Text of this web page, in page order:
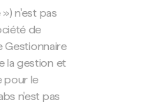
n'est pas
de
Gestionnaire
la gestion et
pour le
n'est pas